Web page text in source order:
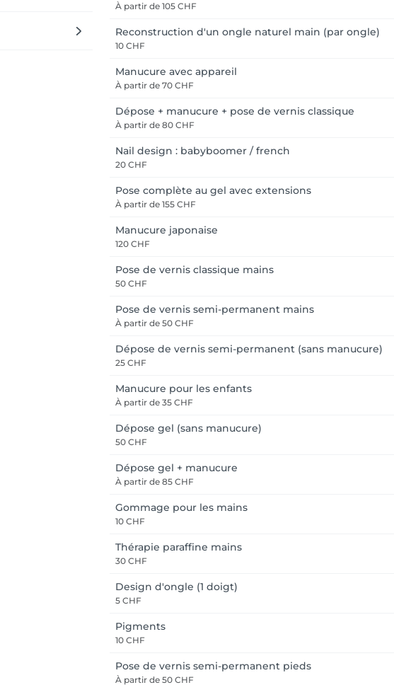
À partir de 105 CHF
Reconstruction d'un ongle naturel main (par ongle)
10 CHF
Manucure avec appareil
À partir de 70 CHF
Dépose + manucure + pose de vernis classique
À partir de 80 CHF
Nail design : babyboomer / french
20 CHF
Pose complète au gel avec extensions
À partir de 155 CHF
Manucure japonaise
120 CHF
Pose de vernis classique mains
50 CHF
Pose de vernis semi-permanent mains
À partir de 50 CHF
Dépose de vernis semi-permanent (sans manucure)
25 CHF
Manucure pour les enfants
À partir de 35 CHF
Dépose gel (sans manucure)
50 CHF
Dépose gel + manucure
À partir de 85 CHF
Gommage pour les mains
10 CHF
Thérapie paraffine mains
30 CHF
Design d'ongle (1 doigt)
5 CHF
Pigments
10 CHF
Pose de vernis semi-permanent pieds
À partir de 50 CHF